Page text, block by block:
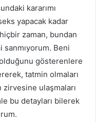
kararımı
yapacak kadar
zaman, bundan
Beni
gösterenlere
tatmin olmaları
ulaşmaları
bu detayları bilerek